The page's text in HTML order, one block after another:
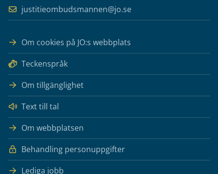
justitieombudsmannen@jo.se
Om cookies på JO:s webbplats
Teckenspråk
Om tillgänglighet
Text till tal
Om webbplatsen
Behandling personuppgifter
Lediga jobb